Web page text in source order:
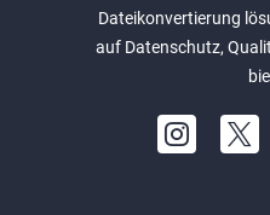
Dateikonvertierung
auf Datenschutz,